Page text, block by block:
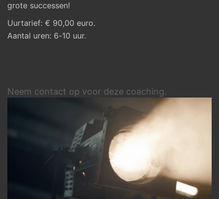
grote successen!
Uurtarief: € 90,00 euro.
Aantal uren: 6-10 uur.
Neem contact op voor deze coaching.